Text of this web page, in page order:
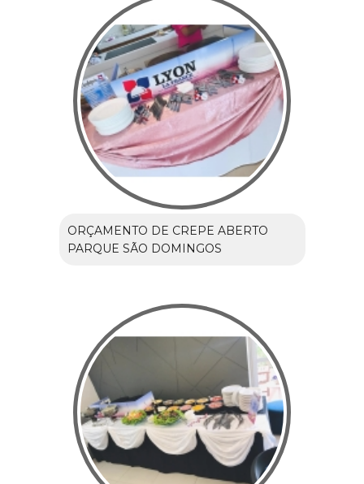
ORÇAMENTO DE CREPE ABERTO
PARQUE SÃO DOMINGOS